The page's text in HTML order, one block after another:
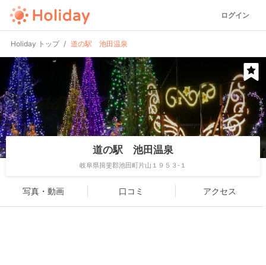
ログイン
Holiday トップ 道の駅 池田温泉
道の駅 池田温泉
岐阜県揖斐郡池田町片山１９５３-１
写真・動画 口コミ アクセス